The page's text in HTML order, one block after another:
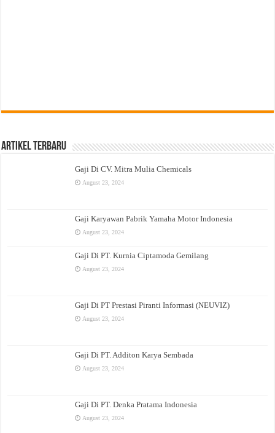
Artikel Terbaru
Gaji Di CV. Mitra Mulia Chemicals
August 23, 2024
Gaji Karyawan Pabrik Yamaha Motor Indonesia
August 23, 2024
Gaji Di PT. Kurnia Ciptamoda Gemilang
August 23, 2024
Gaji Di PT Prestasi Piranti Informasi (NEUVIZ)
August 23, 2024
Gaji Di PT. Additon Karya Sembada
August 23, 2024
Gaji Di PT. Denka Pratama Indonesia
August 23, 2024